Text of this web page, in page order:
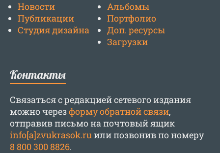
Новости
Публикации
Студия дизайна
Альбомы
Портфолио
Доп. ресурсы
Загрузки
Контакты
Связаться с редакцией сетевого издания
можно черезформу обратной связи,
отправив письмо на почтовый ящик
info[a]zvukrasok.ruили позвонив по номеру
8 800 300 8826.